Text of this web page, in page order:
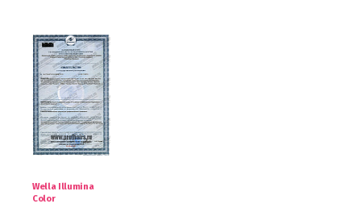
Wella Illumina
Color